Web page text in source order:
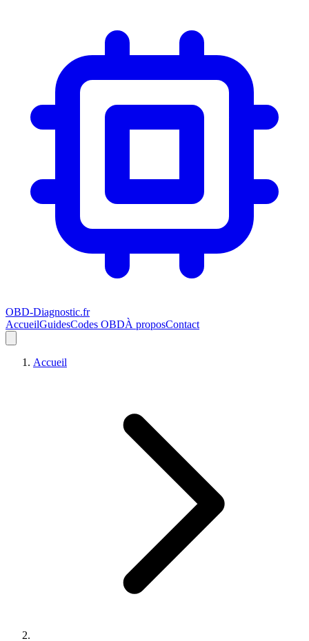
OBD-Diagnostic.fr
AccueilGuidesCodes OBDÀ proposContact
Accueil